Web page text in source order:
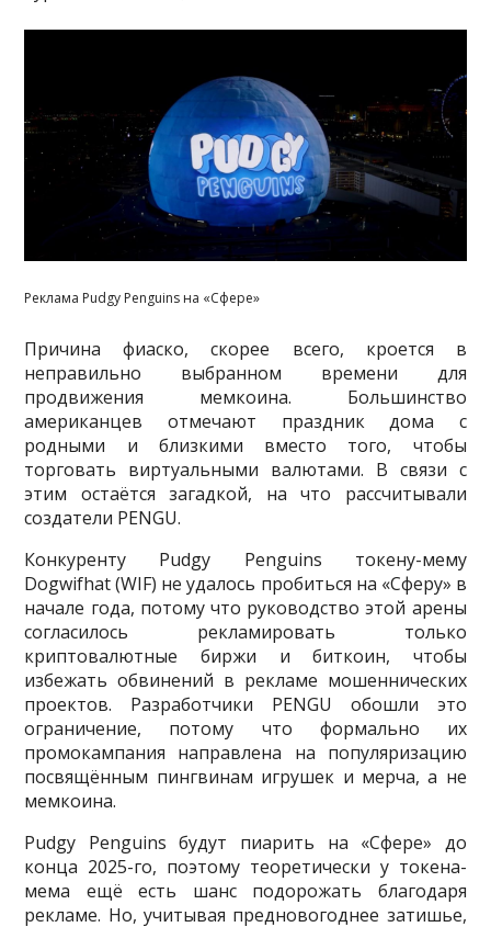
Реклама Pudgy Penguins на «Сфере»
Причина фиаско, скорее всего, кроется в
неправильно выбранном времени для
продвижения мемкоина. Большинство
американцев отмечают праздник дома с
родными и близкими вместо того, чтобы
торговать виртуальными валютами. В связи с
этим остаётся загадкой, на что рассчитывали
создатели PENGU.
Конкуренту Pudgy Penguins токену-мему
Dogwifhat (WIF) не удалось пробиться на «Сферу» в
начале года, потому что руководство этой арены
согласилось рекламировать только
криптовалютные биржи и биткоин, чтобы
избежать обвинений в рекламе мошеннических
проектов. Разработчики PENGU обошли это
ограничение, потому что формально их
промокампания направлена на популяризацию
посвящённым пингвинам игрушек и мерча, а не
мемкоина.
Pudgy Penguins будут пиарить на «Сфере» до
конца 2025-го, поэтому теоретически у токена-
мема ещё есть шанс подорожать благодаря
рекламе. Но, учитывая предновогоднее затишье,